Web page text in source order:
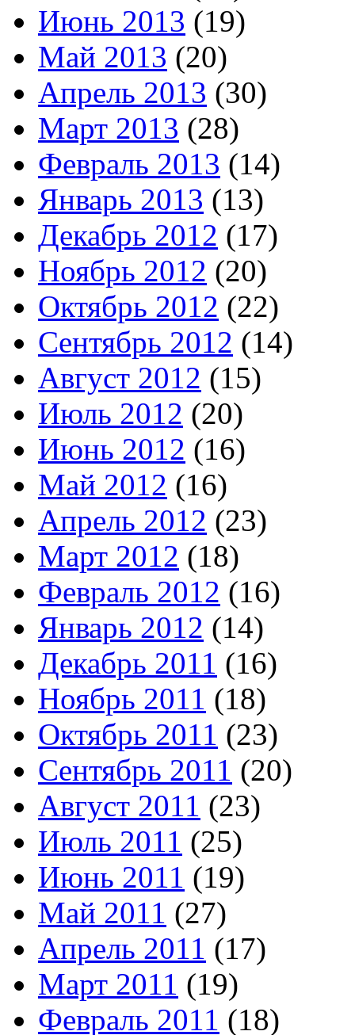
Июнь 2013 (19)
Май 2013 (20)
Апрель 2013 (30)
Март 2013 (28)
Февраль 2013 (14)
Январь 2013 (13)
Декабрь 2012 (17)
Ноябрь 2012 (20)
Октябрь 2012 (22)
Сентябрь 2012 (14)
Август 2012 (15)
Июль 2012 (20)
Июнь 2012 (16)
Май 2012 (16)
Апрель 2012 (23)
Март 2012 (18)
Февраль 2012 (16)
Январь 2012 (14)
Декабрь 2011 (16)
Ноябрь 2011 (18)
Октябрь 2011 (23)
Сентябрь 2011 (20)
Август 2011 (23)
Июль 2011 (25)
Июнь 2011 (19)
Май 2011 (27)
Апрель 2011 (17)
Март 2011 (19)
Февраль 2011 (18)